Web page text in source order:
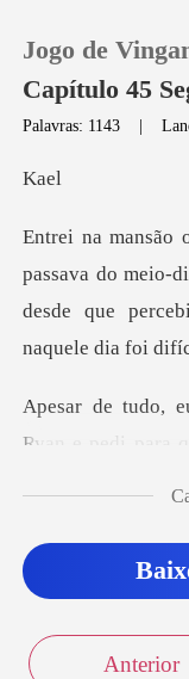
Loja
Histórico
Jogo de
Capítulo 45
Palavras: 1143 |
a
eio-
desde que
Ryan e pedi para
Anterior